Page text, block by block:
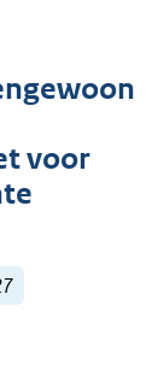
voor